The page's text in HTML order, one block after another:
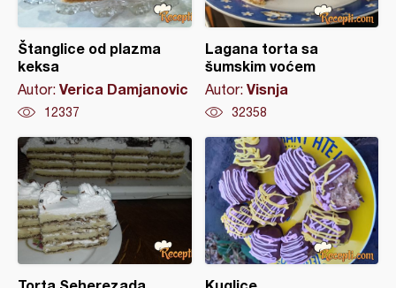
Štanglice od plazma
keksa
Autor: Verica Damjanovic
12337
Lagana torta sa
šumskim voćem
Autor: Visnja
32358